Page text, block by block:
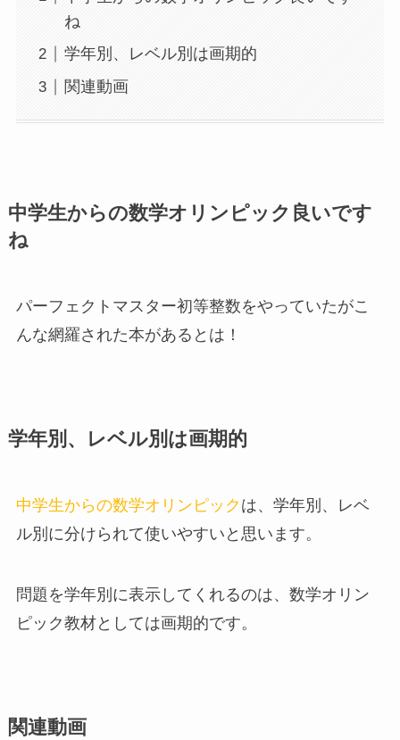
ね
学年別、レベル別は画期的
関連動画
中学生からの数学オリンピック良いです
ね
パーフェクトマスター初等整数をやっていたがこ
んな網羅された本があるとは！
学年別、レベル別は画期的
中学生からの数学オリンピック は、学年別、レベ
ル別に分けられて使いやすいと思います。
問題を学年別に表示してくれるのは、数学オリン
ピック教材としては画期的です。
関連動画